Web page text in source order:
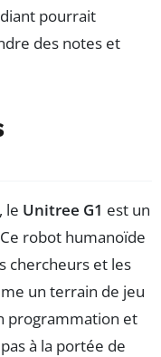
pourrait
des notes et
le Unitree G1 est un
robot humanoïde
chercheurs et les
un terrain de jeu
programmation et
à la portée de